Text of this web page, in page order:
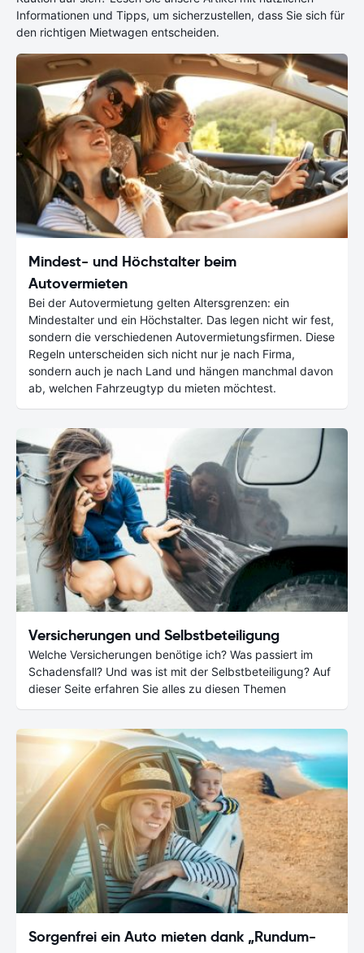
Informationen und Tipps, um sicherzustellen, dass Sie sich für
den richtigen Mietwagen entscheiden.
Mindest- und Höchstalter beim
Autovermieten
Bei der Autovermietung gelten Altersgrenzen: ein
Mindestalter und ein Höchstalter. Das legen nicht wir fest,
sondern die verschiedenen Autovermietungsfirmen. Diese
Regeln unterscheiden sich nicht nur je nach Firma,
sondern auch je nach Land und hängen manchmal davon
ab, welchen Fahrzeugtyp du mieten möchtest.
Versicherungen und Selbstbeteiligung
Welche Versicherungen benötige ich? Was passiert im
Schadensfall? Und was ist mit der Selbstbeteiligung? Auf
dieser Seite erfahren Sie alles zu diesen Themen
Sorgenfrei ein Auto mieten dank „Rundum-